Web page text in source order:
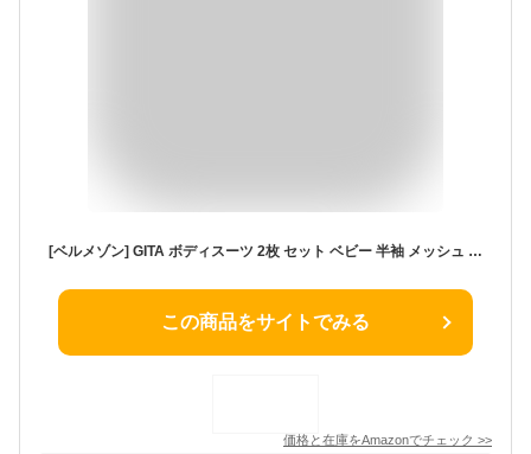
[ベルメゾン] GITA ボディスーツ 2枚 セット ベビー 半袖 メッシュ ベビー 肌着 ピンク×オフホワイト花 60
この商品をサイトでみる
価格と在庫をAmazonでチェック >>